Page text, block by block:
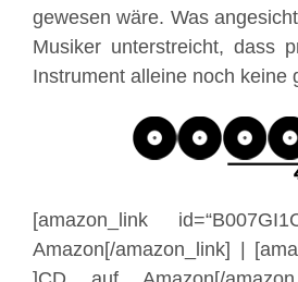
gewesen wäre. Was
Musiker unterstreicht, dass
Instrument alleine noch keine
[amazon_link
Amazon[/amazon_link] |